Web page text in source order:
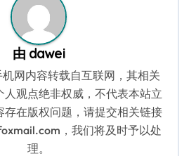
由 dawei
机网内容转载自互联网，其相关
人观点绝非权威，不代表本站立
存在版权问题，请提交相关链接
，我们将及时予以处
理。